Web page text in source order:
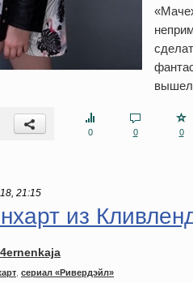
вышел
0
0 0
21:15
из
сериал «Ривердэйл»